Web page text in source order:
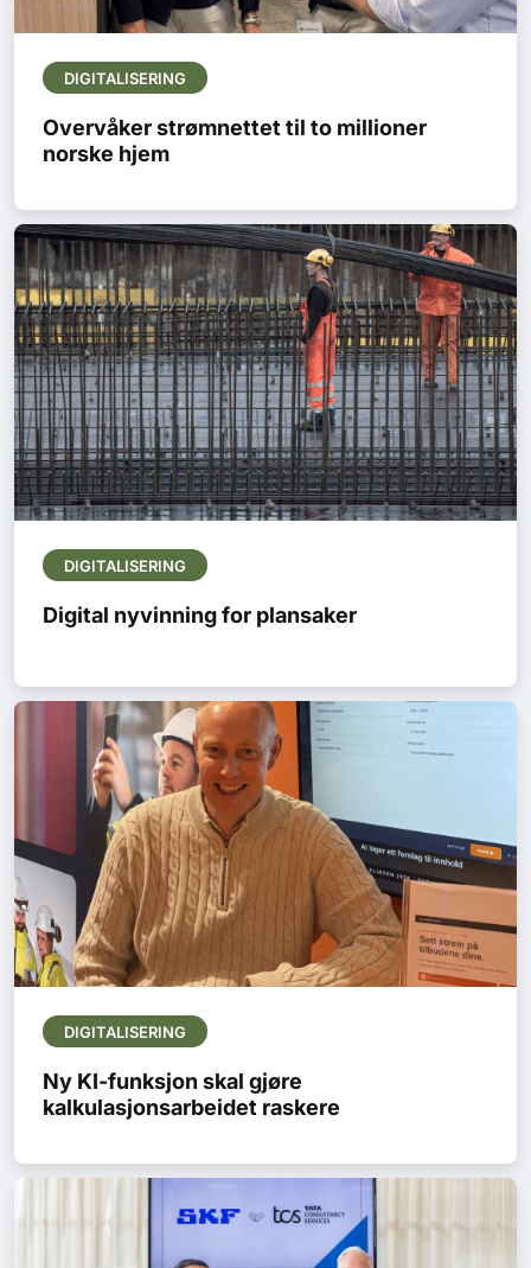
DIGITALISERING
Overvåker strømnettet til to millioner
norske hjem
DIGITALISERING
Digital nyvinning for plansaker
DIGITALISERING
Ny KI-funksjon skal gjøre
kalkulasjonsarbeidet raskere